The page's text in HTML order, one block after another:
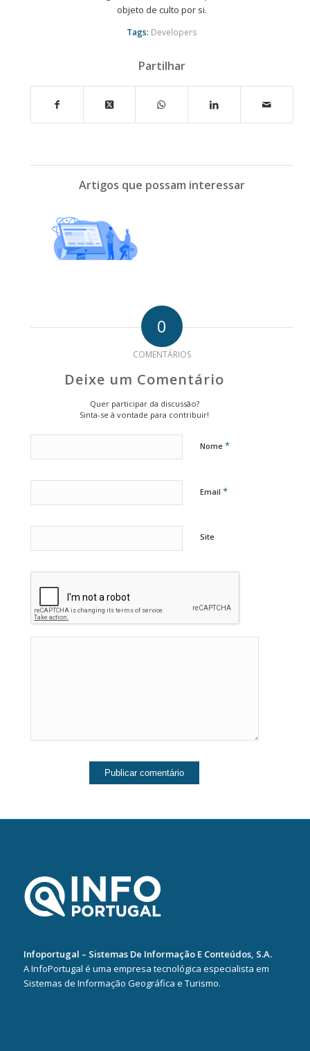
objeto de culto por si.
Tags: Developers
Partilhar
Artigos que possam interessar
0
COMENTÁRIOS
Deixe um Comentário
Quer participar da discussão?
Sinta-se à vontade para contribuir!
Nome *
Email *
Site
Infoportugal – Sistemas De Informação E Conteúdos, S.A.
A InfoPortugal é uma empresa tecnológica especialista em
Sistemas de Informação Geográfica e Turismo.